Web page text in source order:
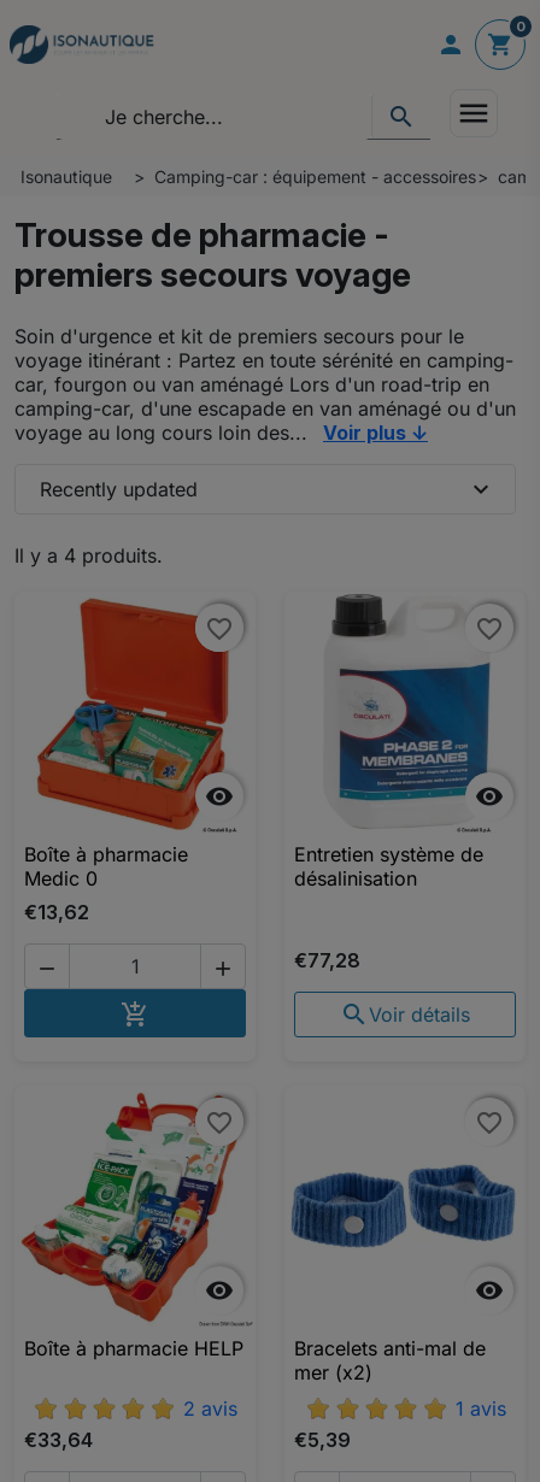
 shopping_cart
0
search menu
Isonautique Camping-car : équipement - accessoires
Trousse de pharmacie -
premiers secours voyage
Soin d'urgence et kit de premiers secours pour le
voyage itinérant : Partez en toute sérénité en camping-
car, fourgon ou van aménagé Lors d'un road-trip en
camping-car, d'une escapade en van aménagé ou d'un
voyage au long cours loin des...
Voir plus ↓
Il y a 4 produits.
Recently updated expand_more

favorite_border
favorite_border
Boîte à pharmacie
Medic 0
€13,62
 
 AJOUTER AU PANIER

favorite_border
favorite_border
Entretien système de
désalinisation
€77,28
 Voir détails

favorite_border
favorite_border
Boîte à pharmacie HELP
2 avis
€33,64

favorite_border
favorite_border
Bracelets anti-mal de
mer (x2)
1 avis
€5,39